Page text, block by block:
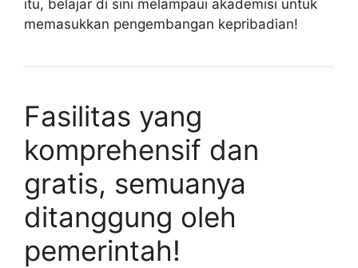
itu, belajar di sini melampaui akademisi untuk
memasukkan pengembangan kepribadian!
Fasilitas yang
komprehensif dan
gratis, semuanya
ditanggung oleh
pemerintah!